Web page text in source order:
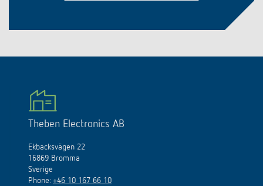
Theben Electronics AB
Ekbacksvägen 22
16869 Bromma
Sverige
Phone: +46 10 167 66 10